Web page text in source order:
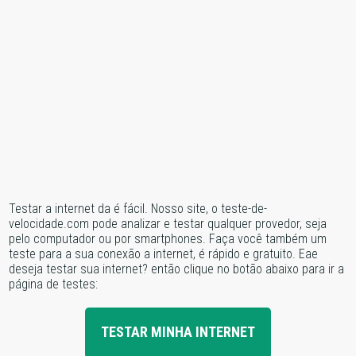
Testar a internet da é fácil. Nosso site, o teste-de-
velocidade.com pode analizar e testar qualquer provedor, seja
pelo computador ou por smartphones. Faça você também um
teste para a sua conexão a internet, é rápido e gratuito. Eae
deseja testar sua internet? então clique no botão abaixo para ir a
página de testes:
TESTAR MINHA INTERNET